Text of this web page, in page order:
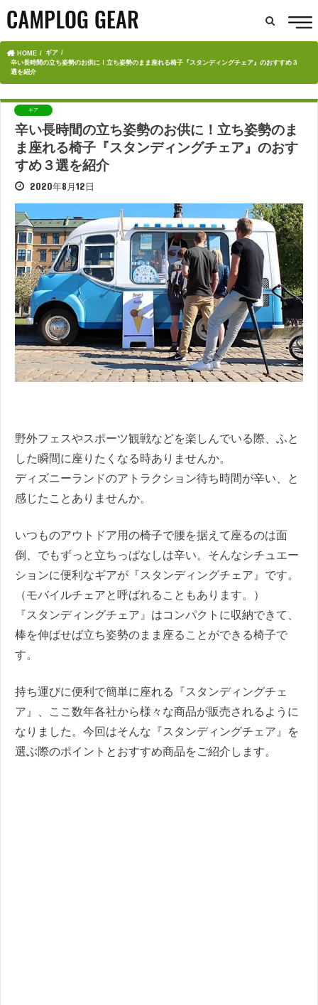
HOME
ギア
辛い長時間の立ち姿勢のお供に！立ち姿勢のまま座れる椅子『スタンディングチェア』のおすすめ３
選を紹介
ギア
辛い長時間の立ち姿勢のお供に！立ち姿勢のま
ま座れる椅子『スタンディングチェア』のおす
すめ３選を紹介
2020年8月12日
野外フェスやスポーツ観戦などを楽しんでいる際、ふと
した瞬間に座りたくなる時ありませんか。
ディズニーランドのアトラクション待ち時間が辛い、と
感じたことありませんか。
いつものアウトドア用の椅子で腰を据えて座るのは面
倒、でもずっと立ちっぱなしは辛い。そんなシチュエー
ションに便利なギアが『スタンディングチェア』です。
（モバイルチェアと呼ばれることもあります。）
『スタンディングチェア』はコンパクトに収納できて、
棒を伸ばせば立ち姿勢のまま座ることができる椅子で
す。
持ち運びに便利で簡単に座れる『スタンディングチェ
ア』、ここ数年各社から様々な商品が販売されるように
なりました。今回はそんな『スタンディングチェア』を
選ぶ際のポイントとおすすめ商品をご紹介します。